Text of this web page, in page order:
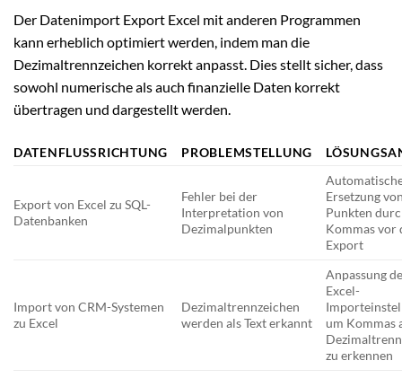
Der Datenimport Export Excel mit anderen Programmen
kann erheblich optimiert werden, indem man die
Dezimaltrennzeichen korrekt anpasst. Dies stellt sicher, dass
sowohl numerische als auch finanzielle Daten korrekt
übertragen und dargestellt werden.
DATENFLUSSRICHTUNG PROBLEMSTELLUNG
Export von Excel zu SQL-
Datenbanken
Fehler bei der
Interpretation von
Dezimalpunkten
Ersetzung
Punkten
Kommas vor
Export
Import von CRM-Systemen
zu Excel
Dezimaltrennzeichen
werden als Text erkannt
Anpassung
Excel-
um Kommas
zu erkennen